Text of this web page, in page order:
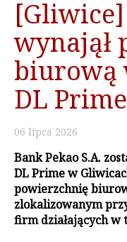
[Gliwice]
wynajął
biurową
DL Prime
06 lipca 2026
Bank Pekao S.A.
DL Prime w
powierzchnię
zlokalizowanym
firm działających w